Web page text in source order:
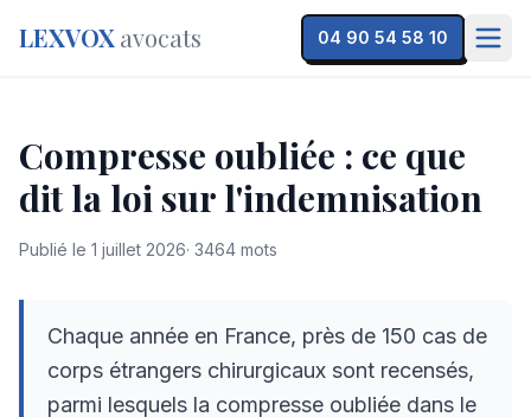
LEXVOX avocats 04 90 54 58 10
Compresse oubliée : ce que
dit la loi sur l'indemnisation
Publié le 1 juillet 2026· 3464 mots
Chaque année en France, près de 150 cas de
corps étrangers chirurgicaux sont recensés,
parmi lesquels la compresse oubliée dans le